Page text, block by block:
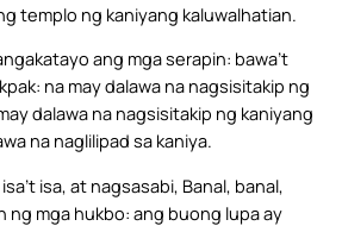
templo ng kaniyang kaluwalhatian.
ang mga serapin: bawa’t
na may dalawa na nagsisitakip ng
dalawa na nagsisitakip ng kaniyang
na naglilipad sa kaniya.
isa, at nagsasabi, Banal, banal,
ng mga hukbo: ang buong lupa ay